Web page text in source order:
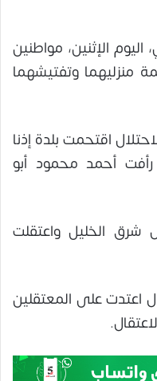
اليوم الإثنين، مواطنين
منزليهما وتفتيشهما
اقتحمت بلدة إذنا
رأفت أحمد محمود أبو
الخليل واعتقلت
اعتدت على المعتقلين